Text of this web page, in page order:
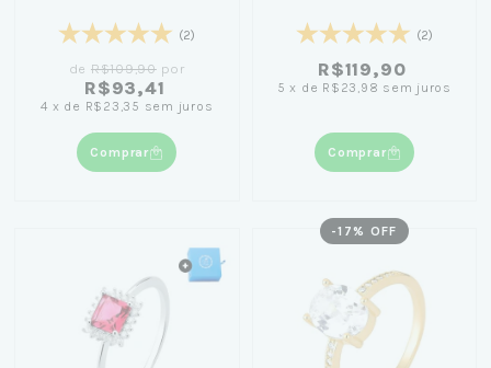
(2)
de R$109,90por
R$93,41
4 x de R$23,35 sem juros
Comprar
(2)
R$119,90
5 x de R$23,98 sem juros
Comprar
-17 % OFF